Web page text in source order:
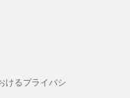
けるプライバシ